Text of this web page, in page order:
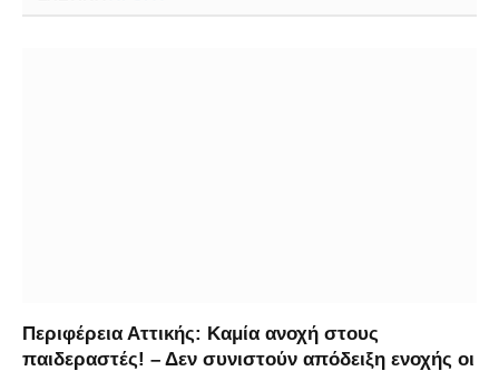
Περιφέρεια Αττικής: Καμία ανοχή στους
παιδεραστές! – Δεν συνιστούν απόδειξη ενοχής οι